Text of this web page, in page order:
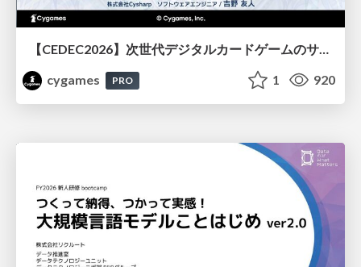
【CEDEC2026】次世代デジタルカードゲームのサーバー設計と運用 〜『Shadowverse: Worlds Beyond』の舞台裏～
cygames
PRO 1 920